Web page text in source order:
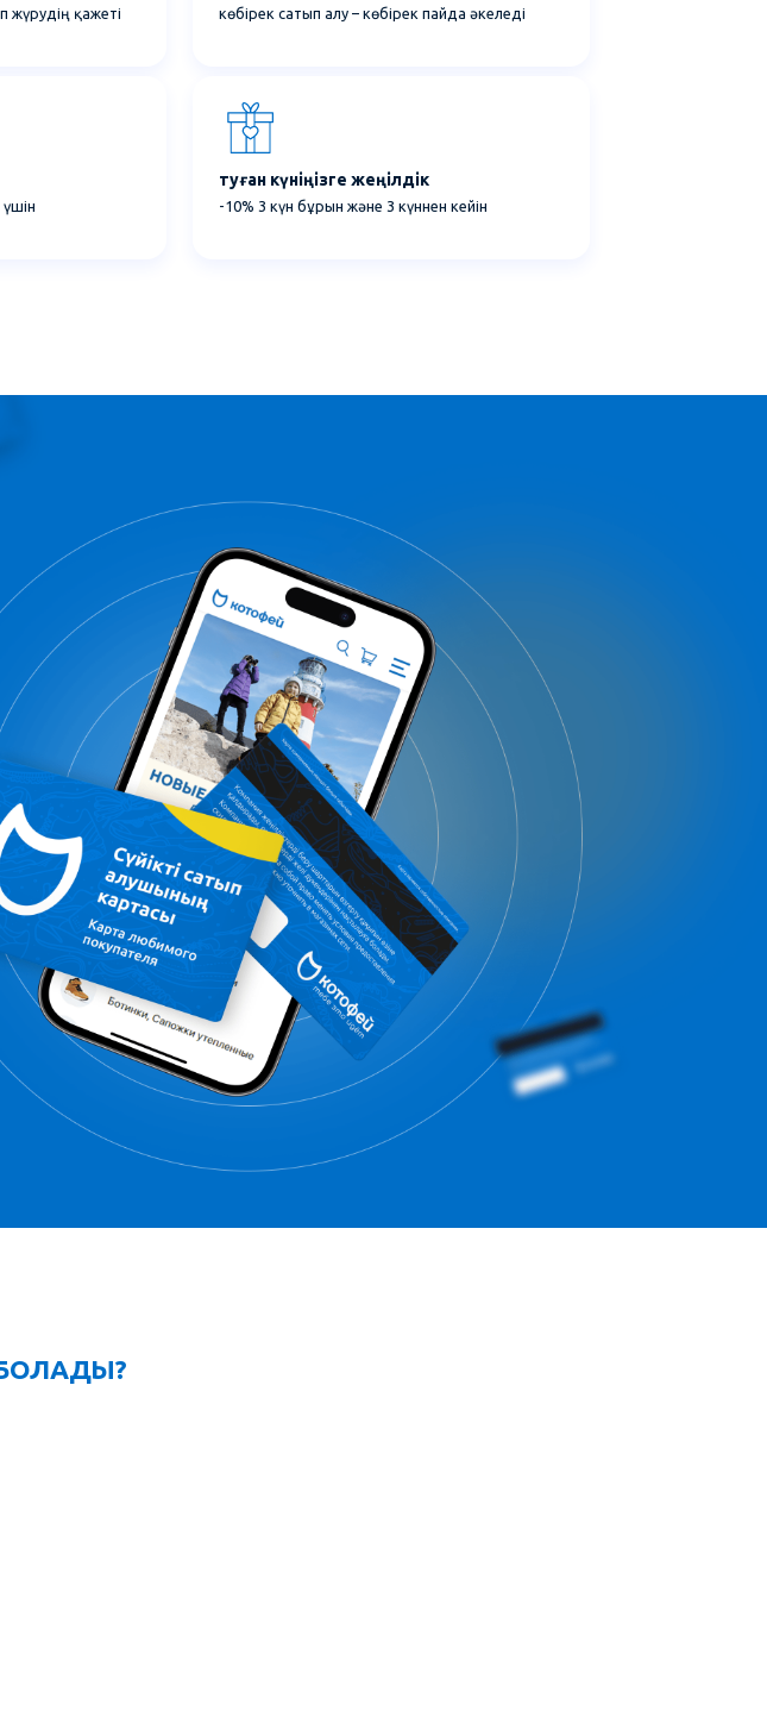
жүрудің қажеті
көбірек сатып алу – көбірек пайда әкеледі
туған күніңізге жеңілдік
-10% 3 күн бұрын және 3 күннен кейін